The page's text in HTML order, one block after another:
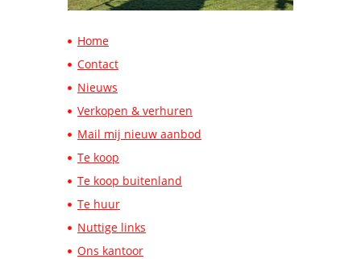
Opvolging en
ondersteuning
van A tot Z
Wij begeleiden u tot en met het verlijden
van de akte bij de notaris
Vraag uw gratis
schatting aan
Specialist in de
Home
Contact
Nieuws
Verkopen & verhuren
Mail mij nieuw aanbod
Te koop
Te koop buitenland
Te huur
Nuttige links
Ons kantoor